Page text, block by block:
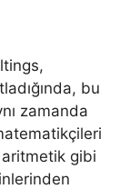
bu
zamanda
aritmetik gibi